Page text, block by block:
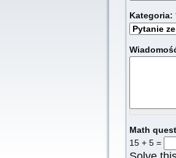
Kategoria:
Math
15 + 5 =